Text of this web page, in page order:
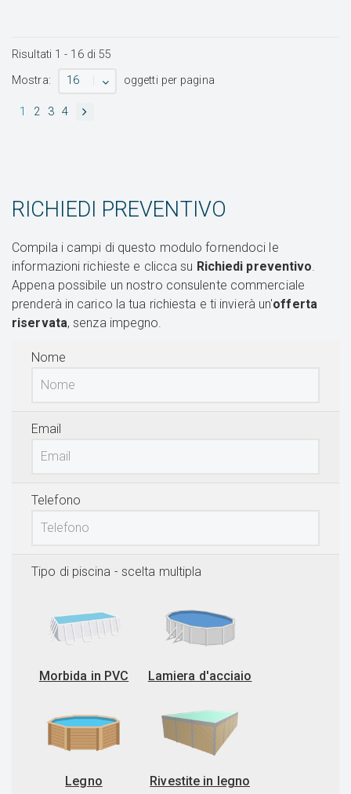
Risultati 1 - 16di55
Mostra:
16 oggetti per pagina
1 2 3 4
RICHIEDI PREVENTIVO
Compila i campi di questo modulo fornendoci le
informazioni richieste e clicca su Richiedi preventivo
Appena possibile un nostro consulente commerciale
prenderà in carico la tua richiesta e ti invierà un'offerta
riservata, senza impegno.
Nome
Email
Telefono
Tipo di piscina - scelta multipla
Morbida in PVC Lamiera d'acciaio
Legno Rivestite in legno